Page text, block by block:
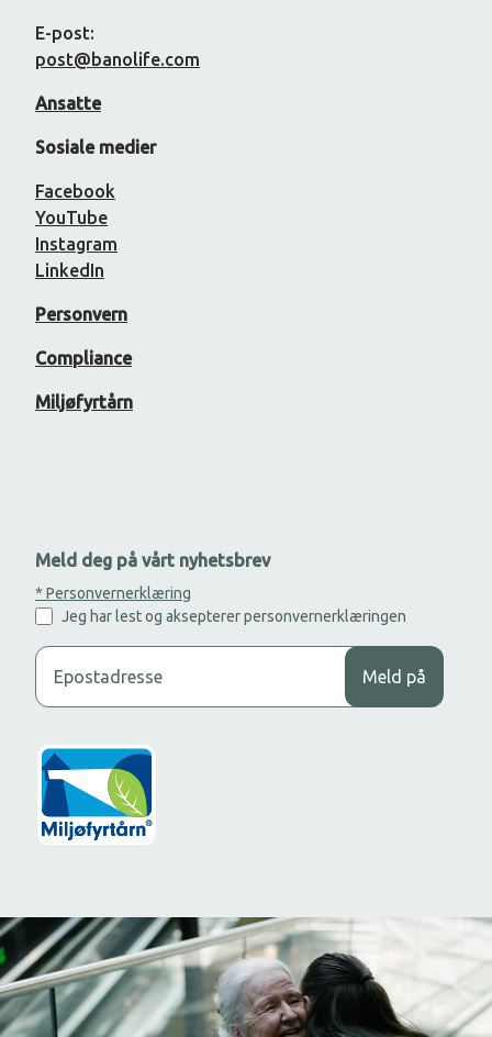
E-post:
post@banolife.com
Ansatte
Sosiale medier
Facebook
YouTube
Instagram
LinkedIn
Personvern
Compliance
Miljøfyrtårn
Meld deg på vårt nyhetsbrev
* Personvernerklæring
Jeg har lest og aksepterer personvernerklæringen
Legg til din epost adresse for å motta nyhetsbrev.
Meld på